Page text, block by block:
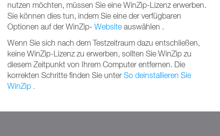
nutzen möchten, müssen Sie eine WinZip-Lizenz erwerben.
Sie können dies tun, indem Sie eine der verfügbaren
Optionen auf der WinZip- Website auswählen .
Wenn Sie sich nach dem Testzeitraum dazu entschließen,
keine WinZip-Lizenz zu erwerben, sollten Sie WinZip zu
diesem Zeitpunkt von Ihrem Computer entfernen. Die
korrekten Schritte finden Sie unter So deinstallieren Sie
WinZip .